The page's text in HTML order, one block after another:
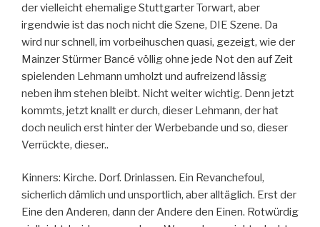
der vielleicht ehemalige Stuttgarter Torwart, aber
irgendwie ist das noch nicht die Szene, DIE Szene. Da
wird nur schnell, im vorbeihuschen quasi, gezeigt, wie der
Mainzer Stürmer Bancé völlig ohne jede Not den auf Zeit
spielenden Lehmann umholzt und aufreizend lässig
neben ihm stehen bleibt. Nicht weiter wichtig. Denn jetzt
kommts, jetzt knallt er durch, dieser Lehmann, der hat
doch neulich erst hinter der Werbebande und so, dieser
Verrückte, dieser..
Kinners: Kirche. Dorf. Drinlassen. Ein Revanchefoul,
sicherlich dämlich und unsportlich, aber alltäglich. Erst der
Eine den Anderen, dann der Andere den Einen. Rotwürdig